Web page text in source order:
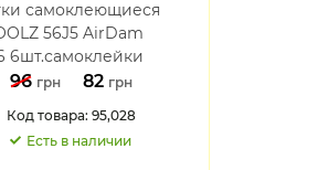
96 грн 82 грн
Код товара: 95,028
Есть в наличии